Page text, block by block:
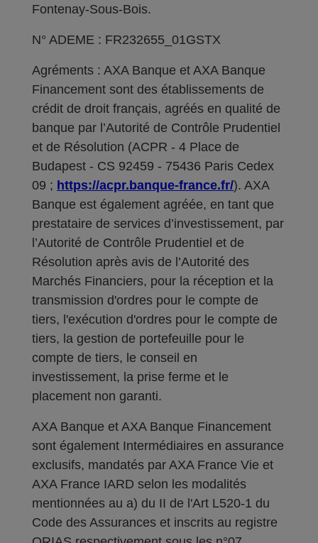
Fontenay-Sous-Bois.
N° ADEME : FR232655_01GSTX
Agréments : AXA Banque et AXA Banque
Financement sont des établissements de
crédit de droit français, agréés en qualité de
banque par l’Autorité de Contrôle Prudentiel
et de Résolution (ACPR - 4 Place de
Budapest - CS 92459 - 75436 Paris Cedex
09 ; https://acpr.banque-france.fr/). AXA
Banque est également agréée, en tant que
prestataire de services d’investissement, par
l’Autorité de Contrôle Prudentiel et de
Résolution après avis de l’Autorité des
Marchés Financiers, pour la réception et la
transmission d'ordres pour le compte de
tiers, l'exécution d'ordres pour le compte de
tiers, la gestion de portefeuille pour le
compte de tiers, le conseil en
investissement, la prise ferme et le
placement non garanti.
AXA Banque et AXA Banque Financement
sont également Intermédiaires en assurance
exclusifs, mandatés par AXA France Vie et
AXA France IARD selon les modalités
mentionnées au a) du II de l'Art L520-1 du
Code des Assurances et inscrits au registre